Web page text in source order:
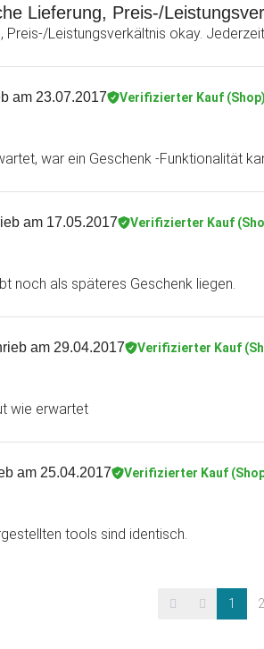
Lieferung, Preis-/
Preis-/Leistungsverkältnis okay.
am 23.07.2017 Verifizierter Kauf (Shop)
war ein Geschenk -Funktionalität
am 17.05.2017 Verifizierter Kauf
noch als späteres Geschenk liegen.
am 29.04.2017 Verifizierter Kauf
wie erwartet
am 25.04.2017 Verifizierter Kauf
tools sind identisch.
1 2